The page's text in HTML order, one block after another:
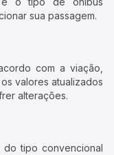
sua passagem.
com a viação,
valores atualizados
alterações.
do tipo convencional